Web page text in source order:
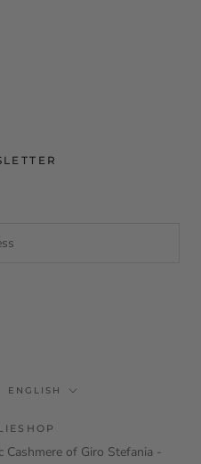
Language
ENGLISH
Cashmere of Giro Stefania -